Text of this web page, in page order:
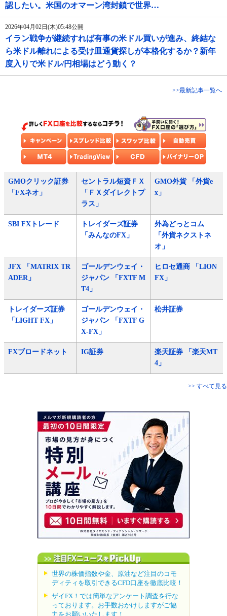
認したい。米国のオマーン湾封鎖で世界…
2026年04月02日(木)05:48公開
イラン戦争が継続すれば有事の米ドル買いが進み、終結な
ら米ドル離れによる受け皿通貨探しが本格化するか？新年
度入りで米ドル/円相場はどう動く？
>>最新記事一覧へ
GMOクリック証券
「FXネオ」
セントラル短資ＦＸ
「ＦＸダイレクトプ
ラス」
GMO外貨 「外貨e
x」
SBI FXトレード
トレイダーズ証券
「みんなのFX」
外為どっとコム
「外貨ネクストネ
オ」
JFX 「MATRIX TR
ADER」
ゴールデンウェイ・
ジャパン 「FXTF M
T4」
ヒロセ通商 「LION
FX」
トレイダーズ証券
「LIGHT FX」
ゴールデンウェイ・
ジャパン 「FXTF G
X-FX」
松井証券
FXブロードネット IG証券
楽天証券 「楽天MT
4」
>> すべて見る
世界の株価指数や金、原油など注目のコモ
ディティを取引できるCFD口座を徹底比較！
ザイFX！では簡単なアンケート調査を行な
っております。お手数おかけしますがご協
力をお願いいたします！